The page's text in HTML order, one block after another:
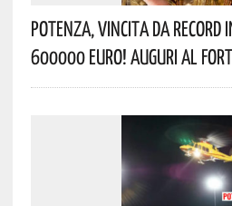
Potenza, Vincita Da
600000 Euro! Auguri Al